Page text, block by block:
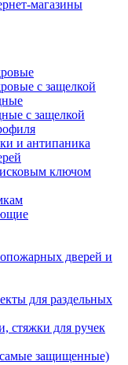
магазины
с защелкой
с защелкой
и антипаника
ключом
дверей и
для раздельных
стяжки для ручек
защищенные)